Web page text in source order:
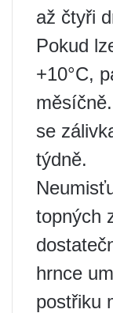
až čtyři
Pokud
+10°C,
se
týdně.
topných
hrnce
postřiku